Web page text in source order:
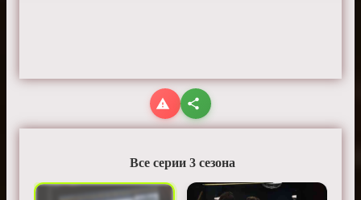
Все серии 3 сезона